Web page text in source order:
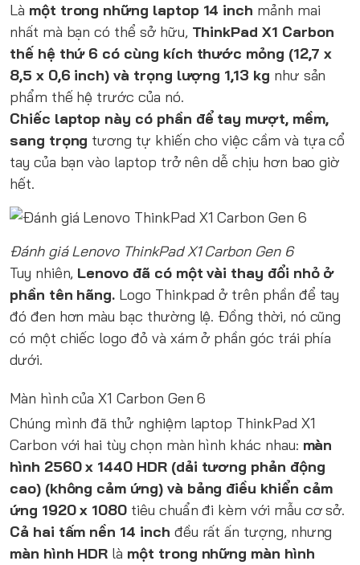
Là một trong những laptop 14 inch mảnh mai
nhất mà bạn có thể sở hữu, ThinkPad X1 Carbon
thế hệ thứ 6 có cùng kích thước mỏng (12,7 x
8,5 x 0,6 inch) và trọng lượng 1,13 kg như sản
phẩm thế hệ trước của nó.
Chiếc laptop này có phần để tay mượt, mềm,
sang trọng tương tự khiến cho việc cầm và tựa cổ
tay của bạn vào laptop trở nên dễ chịu hơn bao giờ
hết.
Đánh giá Lenovo ThinkPad X1 Carbon Gen 6
Tuy nhiên, Lenovo đã có một vài thay đổi nhỏ ở
phần tên hãng. Logo Thinkpad ở trên phần để tay
đó đen hơn màu bạc thường lệ. Đồng thời, nó cũng
có một chiếc logo đỏ và xám ở phần góc trái phía
dưới.
Màn hình của X1 Carbon Gen 6
Chúng mình đã thử nghiệm laptop ThinkPad X1
Carbon với hai tùy chọn màn hình khác nhau: màn
hình 2560 x 1440 HDR (dải tương phản động
cao) (không cảm ứng) và bảng điều khiển cảm
ứng 1920 x 1080 tiêu chuẩn đi kèm với mẫu cơ sở.
Cả hai tấm nền 14 inch đều rất ấn tượng, nhưng
màn hình HDR là một trong những màn hình